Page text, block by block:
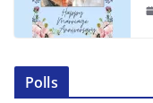
Polls